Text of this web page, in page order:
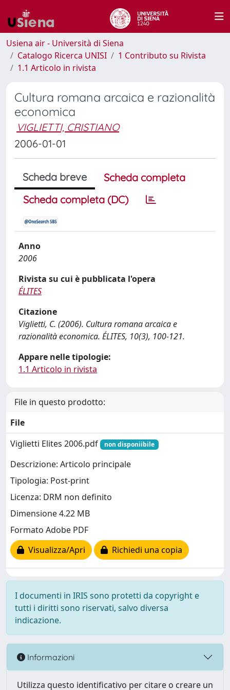
Usiena air - Università di Siena
Catalogo Ricerca UNISI
1 Contributo su Rivista
1.1 Articolo in rivista
Cultura romana arcaica e razionalità
economica
VIGLIETTI, CRISTIANO
2006-01-01
Scheda breve
Scheda completa
Scheda completa (DC)
Anno
2006
Rivista su cui è pubblicata l'opera
ÉLITES
Citazione
Viglietti, C. (2006). Cultura romana arcaica e
razionalità economica. ÉLITES, 10(3), 100-121.
Appare nelle tipologie:
1.1 Articolo in rivista
File in questo prodotto:
File
Viglietti Elites 2006.pdf
non disponiibile
Descrizione: Articolo principale
Tipologia: Post-print
Licenza: DRM non definito
Dimensione 4.22 MB
Formato Adobe PDF
Visualizza/Apri
Richiedi una copia
I documenti in IRIS sono protetti da copyright e
tutti i diritti sono riservati, salvo diversa
indicazione.
Informazioni
Utilizza questo identificativo per citare o creare un